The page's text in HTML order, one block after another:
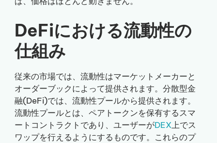
DeFiにおける流動性の
仕組み
従来の市場では、流動性はマーケットメーカーと
オーダーブックによって提供されます。分散型金
融(DeFi)では、流動性プールから提供されます。
流動性プールとは、ペアトークンを保有するスマ
ートコントラクトであり、ユーザーがDEX上でス
ワップを行えるようにするものです。これらのプ